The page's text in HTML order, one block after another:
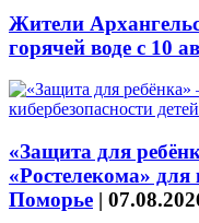
Жители
горячей воде с 10
«Защита для
«Ростелекома» для
Поморье |